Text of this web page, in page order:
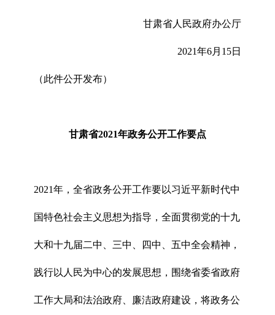
甘肃省人民政府办公厅
2021年6月15日
（此件公开发布）
甘肃省2021年政务公开工作要点
2021年，全省政务公开工作要以习近平新时代中
国特色社会主义思想为指导，全面贯彻党的十九
大和十九届二中、三中、四中、五中全会精神，
践行以人民为中心的发展思想，围绕省委省政府
工作大局和法治政府、廉洁政府建设，将政务公